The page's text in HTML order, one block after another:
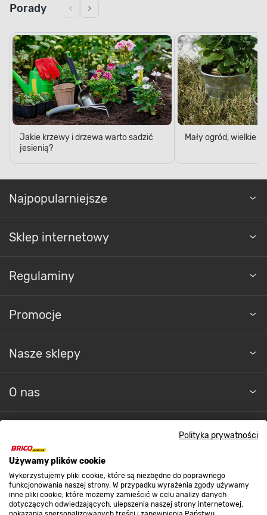
Polityka prywatności
Używamy plików cookie
Wykorzystujemy pliki cookie, które są niezbędne do poprawnego
funkcjonowania naszej strony. W przypadku wyrażenia zgody używamy
inne pliki cookie, które możemy zamieścić w celu analizy danych
dotyczących odwiedzających, ulepszenia naszej strony internetowej,
Porady
Jakie krzewy i drzewa warto sadzić
jesienią?
Mały ogród, wielkie
Najpopularniejsze
Sklep internetowy
Regulaminy
Promocje
Nasze sklepy
O nas
Strefa biznesu